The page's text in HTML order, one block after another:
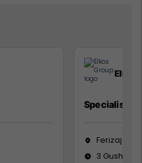
Elkos
Specialist
Ferizaj
3 Gusht